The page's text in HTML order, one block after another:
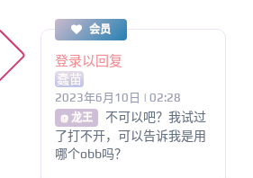
会员
登录以回复
蠢苗
2023年6月10日 | 02:28
@ 龙王
不可以吧？我试过
了打不开，可以告诉我是用
哪个obb吗？